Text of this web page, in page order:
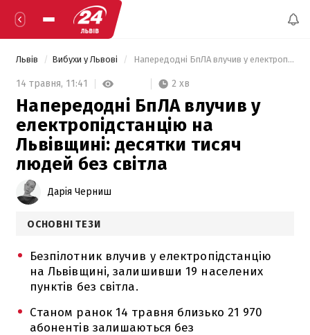
Львів Вибухи у Львові Напередодні БпЛА влучив у електропідстанцію на Львівщині: десятки тисяч людей без світла
14 травня, 11:41 2 хв
Напередодні БпЛА влучив у
електропідстанцію на
Львівщині: десятки тисяч
людей без світла
Дарія Черниш
ОСНОВНІ ТЕЗИ
Безпілотник влучив у електропідстанцію
на Львівщині, залишивши 19 населених
пунктів без світла.
Станом ранок 14 травня близько 21 970
абонентів залишаються без